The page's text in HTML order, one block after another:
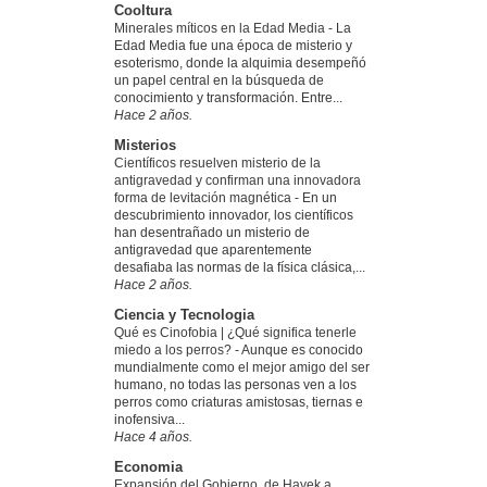
Cooltura
Minerales míticos en la Edad Media - La
Edad Media fue una época de misterio y
esoterismo, donde la alquimia desempeñó
un papel central en la búsqueda de
conocimiento y transformación. Entre...
Hace 2 años.
Misterios
Científicos resuelven misterio de la
antigravedad y confirman una innovadora
forma de levitación magnética - En un
descubrimiento innovador, los científicos
han desentrañado un misterio de
antigravedad que aparentemente
desafiaba las normas de la física clásica,...
Hace 2 años.
Ciencia y Tecnologia
Qué es Cinofobia | ¿Qué significa tenerle
miedo a los perros? -Aunque es conocido
mundialmente como el mejor amigo del ser
humano, no todas las personas ven a los
perros como criaturas amistosas, tiernas e
inofensiva...
Hace 4 años.
Economia